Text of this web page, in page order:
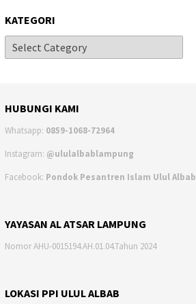
KATEGORI
HUBUNGI KAMI
Whatsapp: 0859-1068-72964
Instagram: @ululalbablampung
Facebook: Pondok Pesantren Islam Ulul Albab
YAYASAN AL ATSAR LAMPUNG
Nomor AHU-0015194.AH.01.04.Tahun 2024
LOKASI PPI ULUL ALBAB